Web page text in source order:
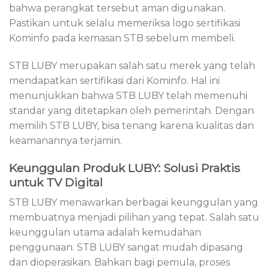
bahwa perangkat tersebut aman digunakan.
Pastikan untuk selalu memeriksa logo sertifikasi
Kominfo pada kemasan STB sebelum membeli.
STB LUBY merupakan salah satu merek yang telah
mendapatkan sertifikasi dari Kominfo. Hal ini
menunjukkan bahwa STB LUBY telah memenuhi
standar yang ditetapkan oleh pemerintah. Dengan
memilih STB LUBY, bisa tenang karena kualitas dan
keamanannya terjamin.
Keunggulan Produk LUBY: Solusi Praktis
untuk TV Digital
STB LUBY menawarkan berbagai keunggulan yang
membuatnya menjadi pilihan yang tepat. Salah satu
keunggulan utama adalah kemudahan
penggunaan. STB LUBY sangat mudah dipasang
dan dioperasikan. Bahkan bagi pemula, proses